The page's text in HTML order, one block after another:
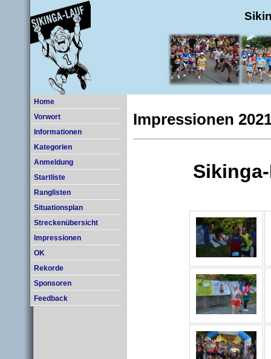
Home
Vorwort
Informationen
Kategorien
Anmeldung
Startliste
Ranglisten
Situationsplan
Streckenübersicht
Impressionen
OK
Rekorde
Sponsoren
Feedback
Impressionen